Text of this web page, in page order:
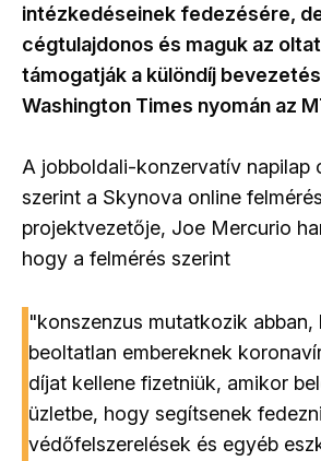
intézkedéseinek fedezésére,
cégtulajdonos és maguk az
támogatják a különdíj
Washington Times nyomán az
A jobboldali-konzervatív napilap
szerint a Skynova online
projektvezetője, Joe Mercurio
hogy a felmérés szerint
"konszenzus mutatkozik abban,
beoltatlan embereknek
díjat kellene fizetniük, amikor
üzletbe, hogy segítsenek
védőfelszerelések és egyéb